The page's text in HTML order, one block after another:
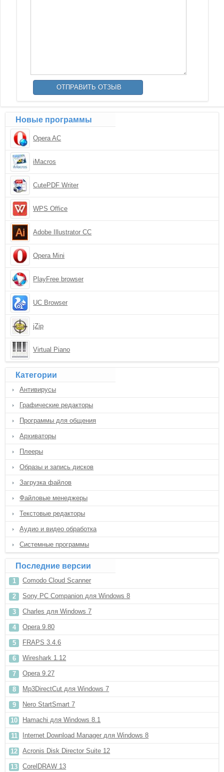
Новые программы
Opera AC
iMacros
CutePDF Writer
WPS Office
Adobe Illustrator CC
Opera Mini
PlayFree browser
UC Browser
jZip
Virtual Piano
Категории
Антивирусы
Графические редакторы
Программы для общения
Архиваторы
Плееры
Образы и запись дисков
Загрузка файлов
Файловые менеджеры
Текстовые редакторы
Аудио и видео обработка
Системные программы
Последние версии
Comodo Cloud Scanner
Sony PC Companion для Windows 8
Charles для Windows 7
Opera 9.80
FRAPS 3.4.6
Wireshark 1.12
Opera 9.27
Mp3DirectCut для Windows 7
Nero StartSmart 7
Hamachi для Windows 8.1
Internet Download Manager для Windows 8
Acronis Disk Director Suite 12
CorelDRAW 13